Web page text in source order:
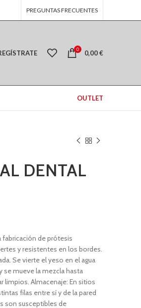
PREGUNTAS FRECUENTES
0 0,00€
OUTLET
DENTAL
fabricación de prótesis
y resistentes en los bordes.
Se vierte el yeso en el agua
se mueve la mezcla hasta
limpios. Almacenaje: En sitios
filas entre sí y de la pared
son susceptibles de